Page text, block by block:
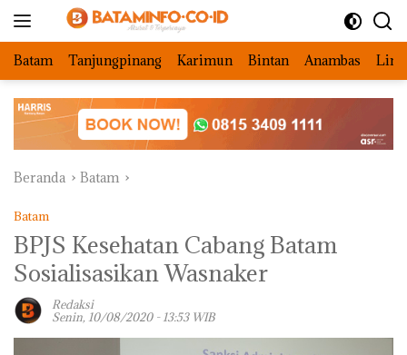
Batam Tanjungpinang Karimun Bintan Anambas
Beranda Batam
Batam
BPJS Kesehatan Cabang Batam
Sosialisasikan Wasnaker
Redaksi
Senin, 10/08/2020 - 13:53 WIB